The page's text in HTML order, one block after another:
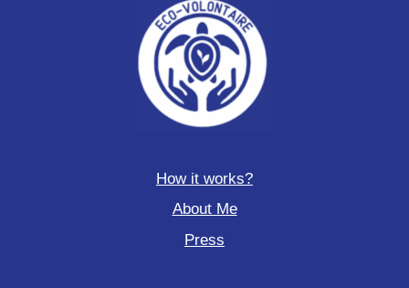
How it works?
About Me
Press